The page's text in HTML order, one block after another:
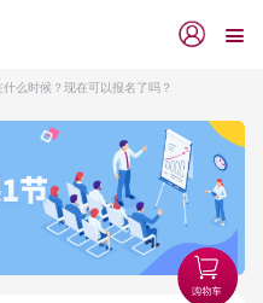
么时候？现在可以报名了吗？